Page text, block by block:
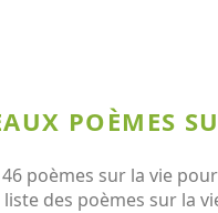
POÈMES
poèmes sur la vie
des poèmes sur la